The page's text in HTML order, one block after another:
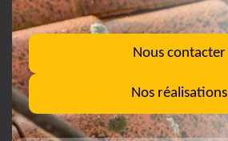
Nous contacter
Nos réalisations